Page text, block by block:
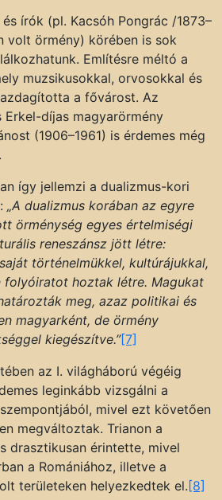
írók (pl. Kacsóh Pongrác /1873–
volt örmény) körében is sok
Említésre méltó a
muzsikusokkal, orvosokkal és
a fővárost. Az
Erkel-díjas magyarörmény
(1906–1961) is érdemes még
így jellemzi a dualizmus-kori
„A dualizmus korában az egyre
örménység egyes értelmiségi
reneszánsz jött létre:
történelmükkel, kultúrájukkal,
folyóiratot hoztak létre. Magukat
meg, azaz politikai és
magyarként, de örmény
kiegészítve.”[7]
az I. világháború végéig
leginkább vizsgálni a
mivel ezt követően
megváltoztak. Trianon a
drasztikusan érintette, mivel
a Romániához, illetve a
területeken helyezkedtek el.[8]